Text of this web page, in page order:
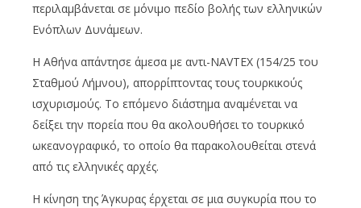
περιλαμβάνεται σε μόνιμο πεδίο βολής των ελληνικών
Ενόπλων Δυνάμεων.
Η Αθήνα απάντησε άμεσα με αντι-NAVTEX (154/25 του
Σταθμού Λήμνου), απορρίπτοντας τους τουρκικούς
ισχυρισμούς. Το επόμενο διάστημα αναμένεται να
δείξει την πορεία που θα ακολουθήσει το τουρκικό
ωκεανογραφικό, το οποίο θα παρακολουθείται στενά
από τις ελληνικές αρχές.
Η κίνηση της Άγκυρας έρχεται σε μια συγκυρία που το